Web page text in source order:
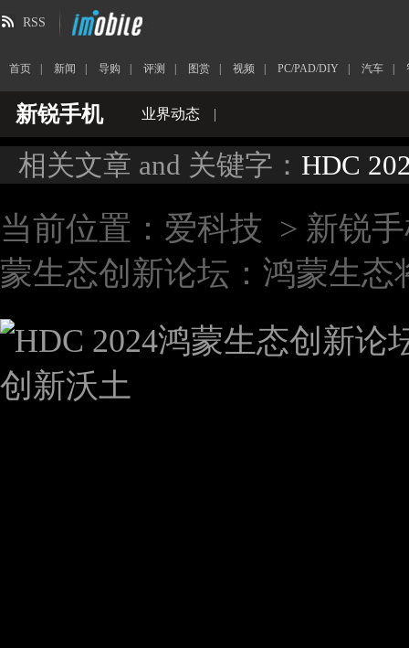
RSS
首页 新闻 导购 评测 图赏 视频 PC/PAD/DIY 汽车
新锐手机 业界动态 |
相关文章 and 关键字： HDC
当前位置： 爱科技 > 新锐
蒙生态创新论坛：鸿蒙生